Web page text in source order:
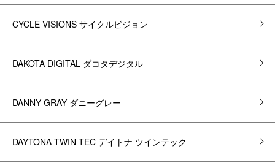
CYCLE VISIONS サイクルビジョン
DAKOTA DIGITAL ダコタデジタル
DANNY GRAY ダニーグレー
DAYTONA TWIN TEC デイトナ ツインテック